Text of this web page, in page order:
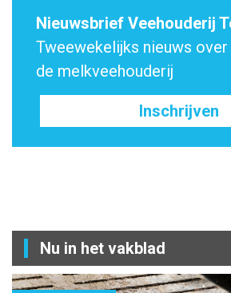
Nieuwsbrief Veehouderij
Tweewekelijks nieuws
de melkveehouderij
Inschrijven
Nu in het vakblad